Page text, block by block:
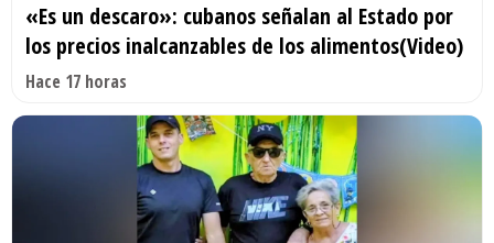
«Es un descaro»: cubanos señalan al Estado por
los precios inalcanzables de los alimentos(Video)
Hace 17 horas